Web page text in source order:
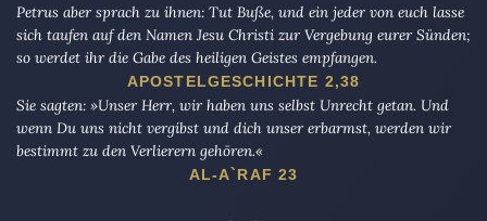
Petrus aber sprach zu ihnen: Tut Buße, und ein jeder von euch lasse
sich taufen auf den Namen Jesu Christi zur Vergebung eurer Sünden;
so werdet ihr die Gabe des heiligen Geistes empfangen.
APOSTELGESCHICHTE 2,38
Sie sagten: »Unser Herr, wir haben uns selbst Unrecht getan. Und
wenn Du uns nicht vergibst und dich unser erbarmst, werden wir
bestimmt zu den Verlierern gehören.«
AL-A`RAF 23